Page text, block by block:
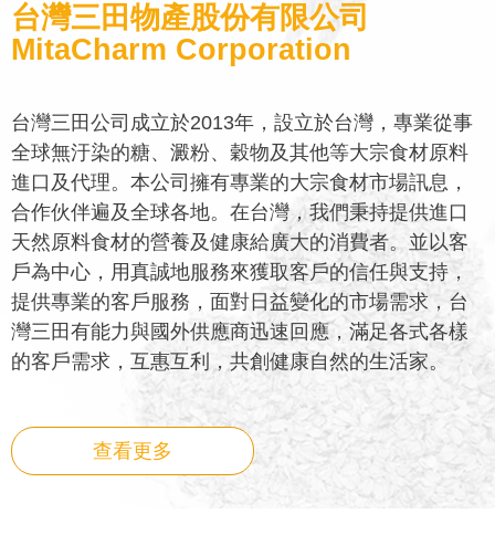
台灣三田物產股份有限公司
MitaCharm Corporation
台灣三田公司成立於2013年，設立於台灣，專業從事
全球無汙染的糖、澱粉、穀物及其他等大宗食材原料
進口及代理。本公司擁有專業的大宗食材市場訊息，
合作伙伴遍及全球各地。在台灣，我們秉持提供進口
天然原料食材的營養及健康給廣大的消費者。並以客
戶為中心，用真誠地服務來獲取客戶的信任與支持，
提供專業的客戶服務，面對日益變化的市場需求，台
灣三田有能力與國外供應商迅速回應，滿足各式各樣
的客戶需求，互惠互利，共創健康自然的生活家。
查看更多